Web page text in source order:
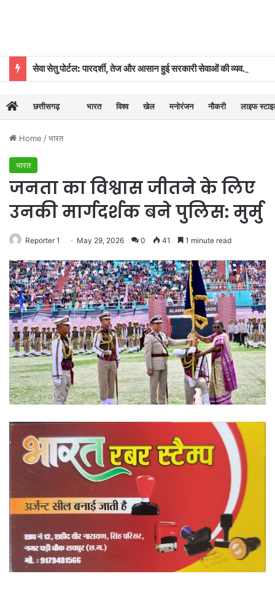
सेवा सेतु पोर्टल: पारदर्शी, तेज और आसान हुई सरकारी सेवाओं की व्यवस्था
छत्तीसगढ़ भारत विश्व खेल मनोरंजन नौकरी लाइफ
Home /भारत
भारत
जनता का विश्वास जीतने के लिए
उनकी मार्गदर्शक बने पुलिस: मुर्मु
Reporter 1 May 29, 2026 0 41 1 minute read